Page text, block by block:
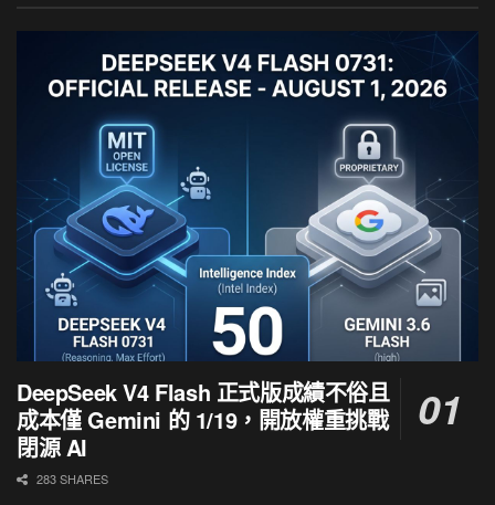
DeepSeek V4 Flash 正式版成績不俗且
成本僅 Gemini 的 1/19，開放權重挑戰
閉源 AI
283 SHARES